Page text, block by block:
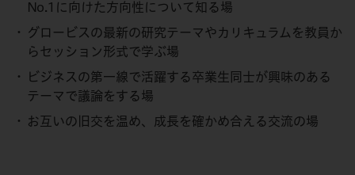
No.1に向けた方向性について知る場
グロービスの最新の研究テーマやカリキュラムを教員か
らセッション形式で学ぶ場
ビジネスの第一線で活躍する卒業生同士が興味のある
テーマで議論をする場
お互いの旧交を温め、成長を確かめ合える交流の場